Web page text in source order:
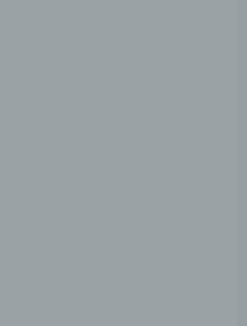
die
für die Verarbeitung
natürliche oder
Einrichtung
allein oder